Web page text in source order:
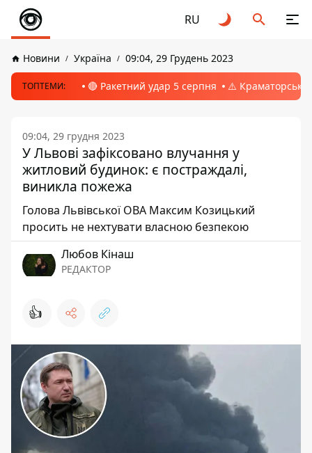
RU
Новини Україна 09:04, 29 Грудень 2023
ТОПТЕМИ: 🔴 Ракетний удар 5 серпня ⚠️ Краматорськ,
09:04, 29 грудня 2023
У Львові зафіксовано влучання у
житловий будинок: є постраждалі,
виникла пожежа
Голова Львівської ОВА Максим Козицький
просить не нехтувати власною безпекою
Любов Кінаш
РЕДАКТОР
👍